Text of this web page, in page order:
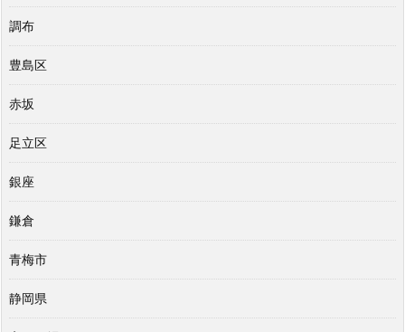
調布
豊島区
赤坂
足立区
銀座
鎌倉
青梅市
静岡県